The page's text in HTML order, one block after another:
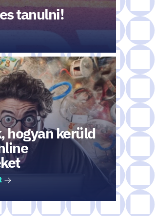
tanulni!
hogyan kerüld